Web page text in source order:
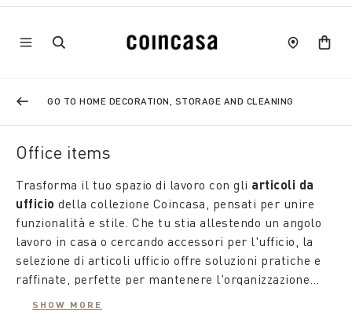
GO TO HOME DECORATION, STORAGE AND CLEANING
Office items
Trasforma il tuo spazio di lavoro con gli articoli da
ufficio della collezione Coincasa, pensati per unire
funzionalità e stile. Che tu stia allestendo un angolo
lavoro in casa o cercando accessori per l'ufficio, la
selezione di articoli ufficio offre soluzioni pratiche e
raffinate, perfette per mantenere l'organizzazione
senza rinunciare all’eleganza.
SHOW MORE